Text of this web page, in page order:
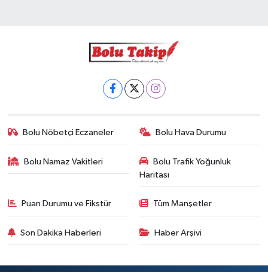
Bolu Nöbetçi Eczaneler Bolu Hava Durumu
Bolu Namaz Vakitleri
Bolu Trafik Yoğunluk
Haritası
Puan Durumu ve Fikstür Tüm Manşetler
Son Dakika Haberleri Haber Arşivi